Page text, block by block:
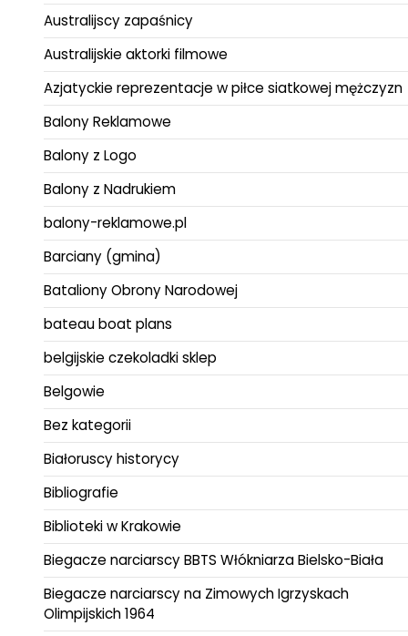
Australijscy zapaśnicy
Australijskie aktorki filmowe
Azjatyckie reprezentacje w piłce siatkowej mężczyzn
Balony Reklamowe
Balony z Logo
Balony z Nadrukiem
balony-reklamowe.pl
Barciany (gmina)
Bataliony Obrony Narodowej
bateau boat plans
belgijskie czekoladki sklep
Belgowie
Bez kategorii
Białoruscy historycy
Bibliografie
Biblioteki w Krakowie
Biegacze narciarscy BBTS Włókniarza Bielsko-Biała
Biegacze narciarscy na Zimowych Igrzyskach
Olimpijskich 1964